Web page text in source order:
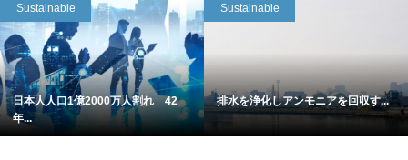
Sustainable
日本人人口1億2000万人割れ 42
年...
Sustainable
排水を浄化しアンモニアを回収す...